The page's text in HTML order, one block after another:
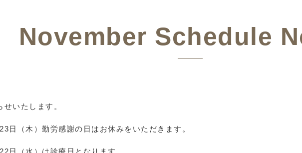
November Schedule
いたします。
日（木）勤労感謝の日はお休みをいただきます。
日（水）は診療日となります。